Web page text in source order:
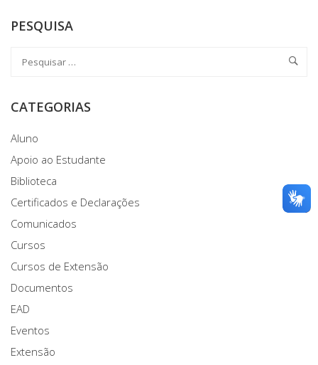
PESQUISA
CATEGORIAS
Aluno
Apoio ao Estudante
Biblioteca
Certificados e Declarações
Comunicados
Cursos
Cursos de Extensão
Documentos
EAD
Eventos
Extensão